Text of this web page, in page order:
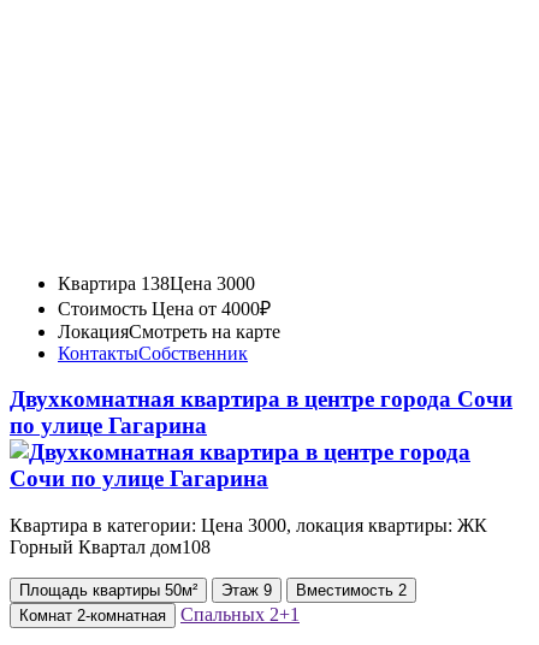
Квартира 138Цена 3000
Стоимость Цена от 4000₽
ЛокацияСмотреть на карте
КонтактыСобственник
Двухкомнатная квартира в центре города Сочи
по улице Гагарина
Квартира в категории: Цена 3000, локация квартиры: ЖК
Горный Квартал дом108
Площадь квартиры 50м² Этаж 9 Вместимость 2
Комнат 2-комнатная Спальных 2+1